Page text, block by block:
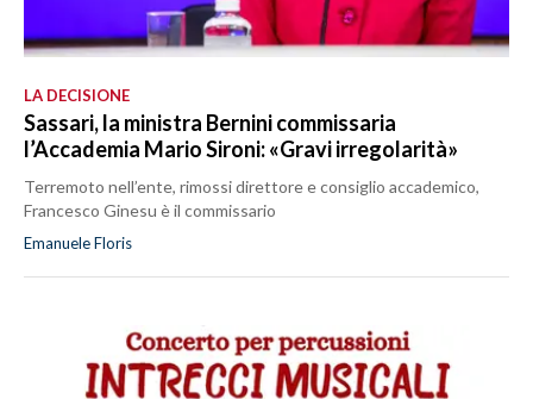
LA DECISIONE
Sassari, la ministra Bernini commissaria
l’Accademia Mario Sironi: «Gravi irregolarità»
Terremoto nell’ente, rimossi direttore e consiglio accademico,
Francesco Ginesu è il commissario
Emanuele Floris